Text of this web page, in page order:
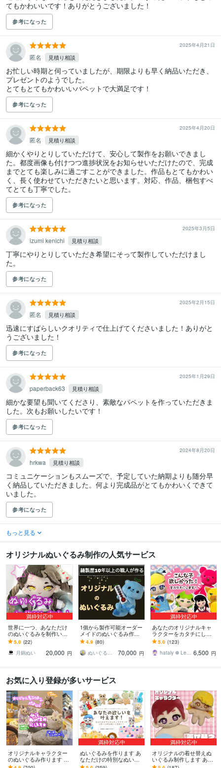
てもかわいいです！ありがとうございました！
参考になった
2025年4月21日
匿名 見積り相談
お忙しい時期と伺っていましたが、期限よりも早く納品いただき、
プレゼントのようでした。
参考になった
2025年4月20日
匿名 見積り相談
細かくやりとりしていただけて、安心して製作をお願いできまし
た。都度画像も付けつつ進捗状況をお知らせいただけたので、完成
までとても楽しみに過ごすことができました。作品もとてもかわい
く、長く使わせていただきたいと思います。対応、作品、梱包すべ
てとても丁寧でした。
参考になった
2025年3月5日
izumi kenichi 見積り相談
丁寧にやりとりしていただき希望にそって製作していただけまし
た。
参考になった
2025年2月15日
匿名 見積り相談
迅速にすばらしいクオリティで仕上げてくださいました！ありがと
うございました！
参考になった
2025年1月29日
paperback63 見積り相談
細かな要望も聞いてくださり、素敵なパペットを作っていただきま
した。次もお願いしたいです！
参考になった
2024年8月20日
hrkwa 見積り相談
コミュニケーションもスムーズで、予定していた納期よりも随分早
く納品していただきました。何より完成品がとてもかわいくできて
いました。
参考になった
もっと見る
オリジナルぬいぐるみ制作の人気サービス
満枠対応中
世界に一つ、あなただけ
のぬいぐるみを制作いた
します 文章からでもお写
真からでも！デザインの
相談も受け付けます！
5.0 (22)
月鍋ぬい
20,000 円
1個から製作可能オーダー
メイドのぬいぐるみ作れ
ます 縫製歴10年以上の職
人が、あなたの推しぬい
を作るお手伝い！
4.9 (80)
ぬいぐるみ工房マイぬいデザイン
70,000 円
満枠対応中
あなたのオリジナルキャ
ラクターをカタチにしま
す enme／世界に一つだけ
のぬいぐるみを♡
5.0 (123)
hataly ❁ Lee／ enme 6,500 円
お気に入り登録が多いサービス
オリジナルキャラクター
のぬいぐるみ作ります 世
界に1つだけのぬいぐるみ
満枠対応中
ぬいぐるみを作ります あ
なただけの特別なぬいぐ
るみを作りませんか？
満枠対応中
オリジナルの着せ替えぬ
いぐるみ制作します あな
たのオリキャラ、ぬいぐ